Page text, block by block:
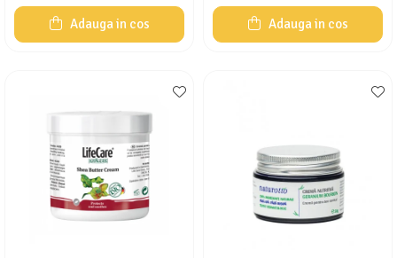
Adauga in cos Adauga in cos